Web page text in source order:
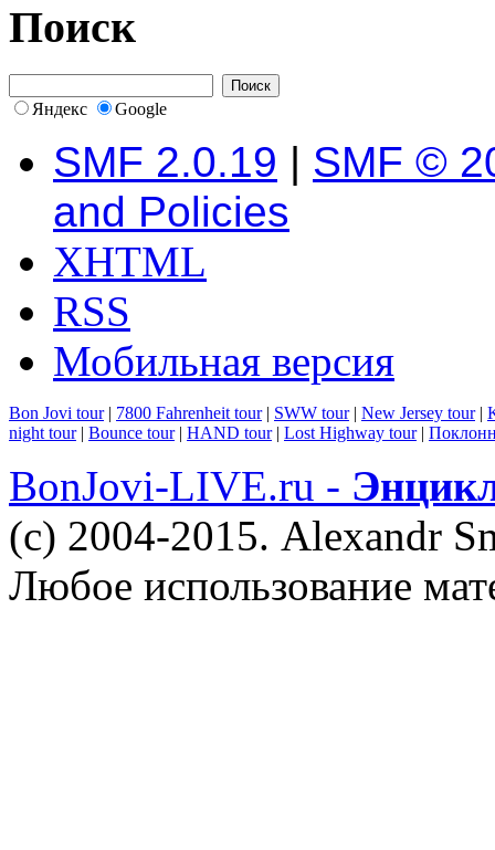
Поиск
Яндекс Google
SMF 2.0.19 | SMF ©
and Policies
XHTML
RSS
Мобильная версия
Bon Jovi tour| 7800 Fahrenheit tour| SWW tour| New Jersey tour|
night tour| Bounce tour| HAND tour| Lost Highway tour|
BonJovi-LIVE.ru -
(c) 2004-2015. Alexandr
Любое использование